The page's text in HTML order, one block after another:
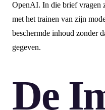
OpenAI. In die brief vragen
met het trainen van zijn
beschermde inhoud zonder
gegeven.
De